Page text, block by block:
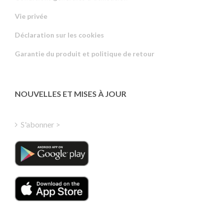
Vie privée
Déclaration sur les cookies
Garantie du produit et politique de retour
NOUVELLES ET MISES À JOUR
S'abonner >